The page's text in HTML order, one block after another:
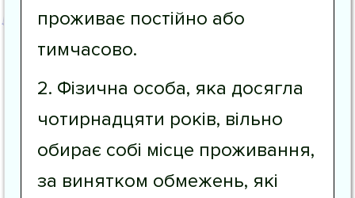
проживає постійно або
тимчасово.
2. Фізична особа, яка досягла
чотирнадцяти років, вільно
обирає собі місце проживання,
за винятком обмежень, які